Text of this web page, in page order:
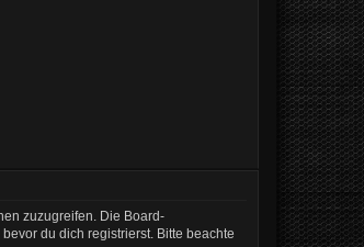
zuzugreifen. Die Board-
du dich registrierst. Bitte beachte